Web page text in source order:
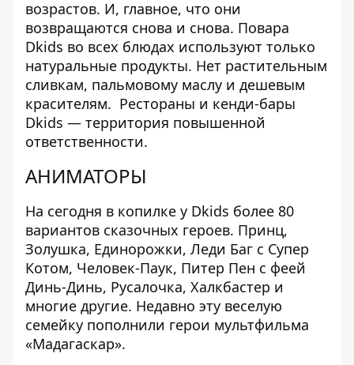
возрастов. И, главное, что они
возвращаются снова и снова. Повара
Dkids во всех блюдах используют только
натуральные продукты. Нет растительным
сливкам, пальмовому маслу и дешевым
красителям. Рестораны и кенди-бары
Dkids — территория повышенной
ответственности.
АНИМАТОРЫ
На сегодня в копилке у Dkids более 80
вариантов сказочных героев. Принц,
Золушка, Единорожки, Леди Баг с Супер
Котом, Человек-Паук, Питер Пен с феей
Динь-Динь, Русалочка, Халкбастер и
многие другие. Недавно эту веселую
семейку пополнили герои мультфильма
«Мадагаскар».